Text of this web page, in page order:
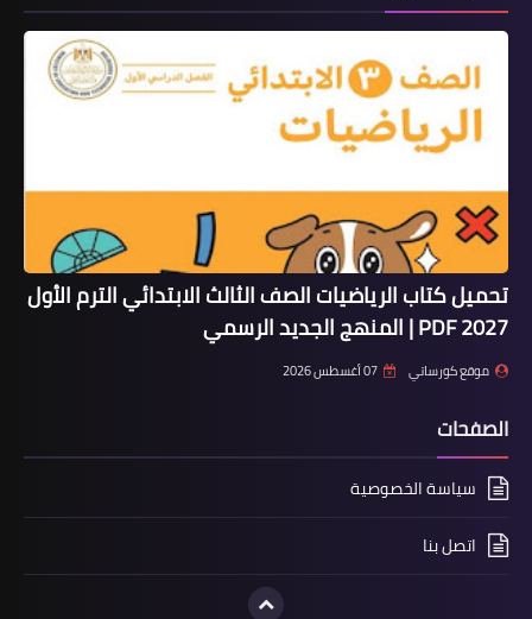
تحميل كتاب الرياضيات الصف الثالث الابتدائي الترم الأول
2027 PDF | المنهج الجديد الرسمي
موقع كورساتي 07 أغسطس 2026
الصفحات
سياسة الخصوصية
اتصل بنا